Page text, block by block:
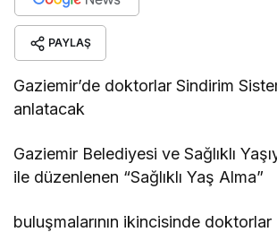
PAYLAŞ
Gaziemir’de doktorlar Sindirim
anlatacak
Gaziemir Belediyesi ve Sağlıklı
ile düzenlenen “Sağlıklı Yaş Alma”
buluşmalarının ikincisinde doktorlar